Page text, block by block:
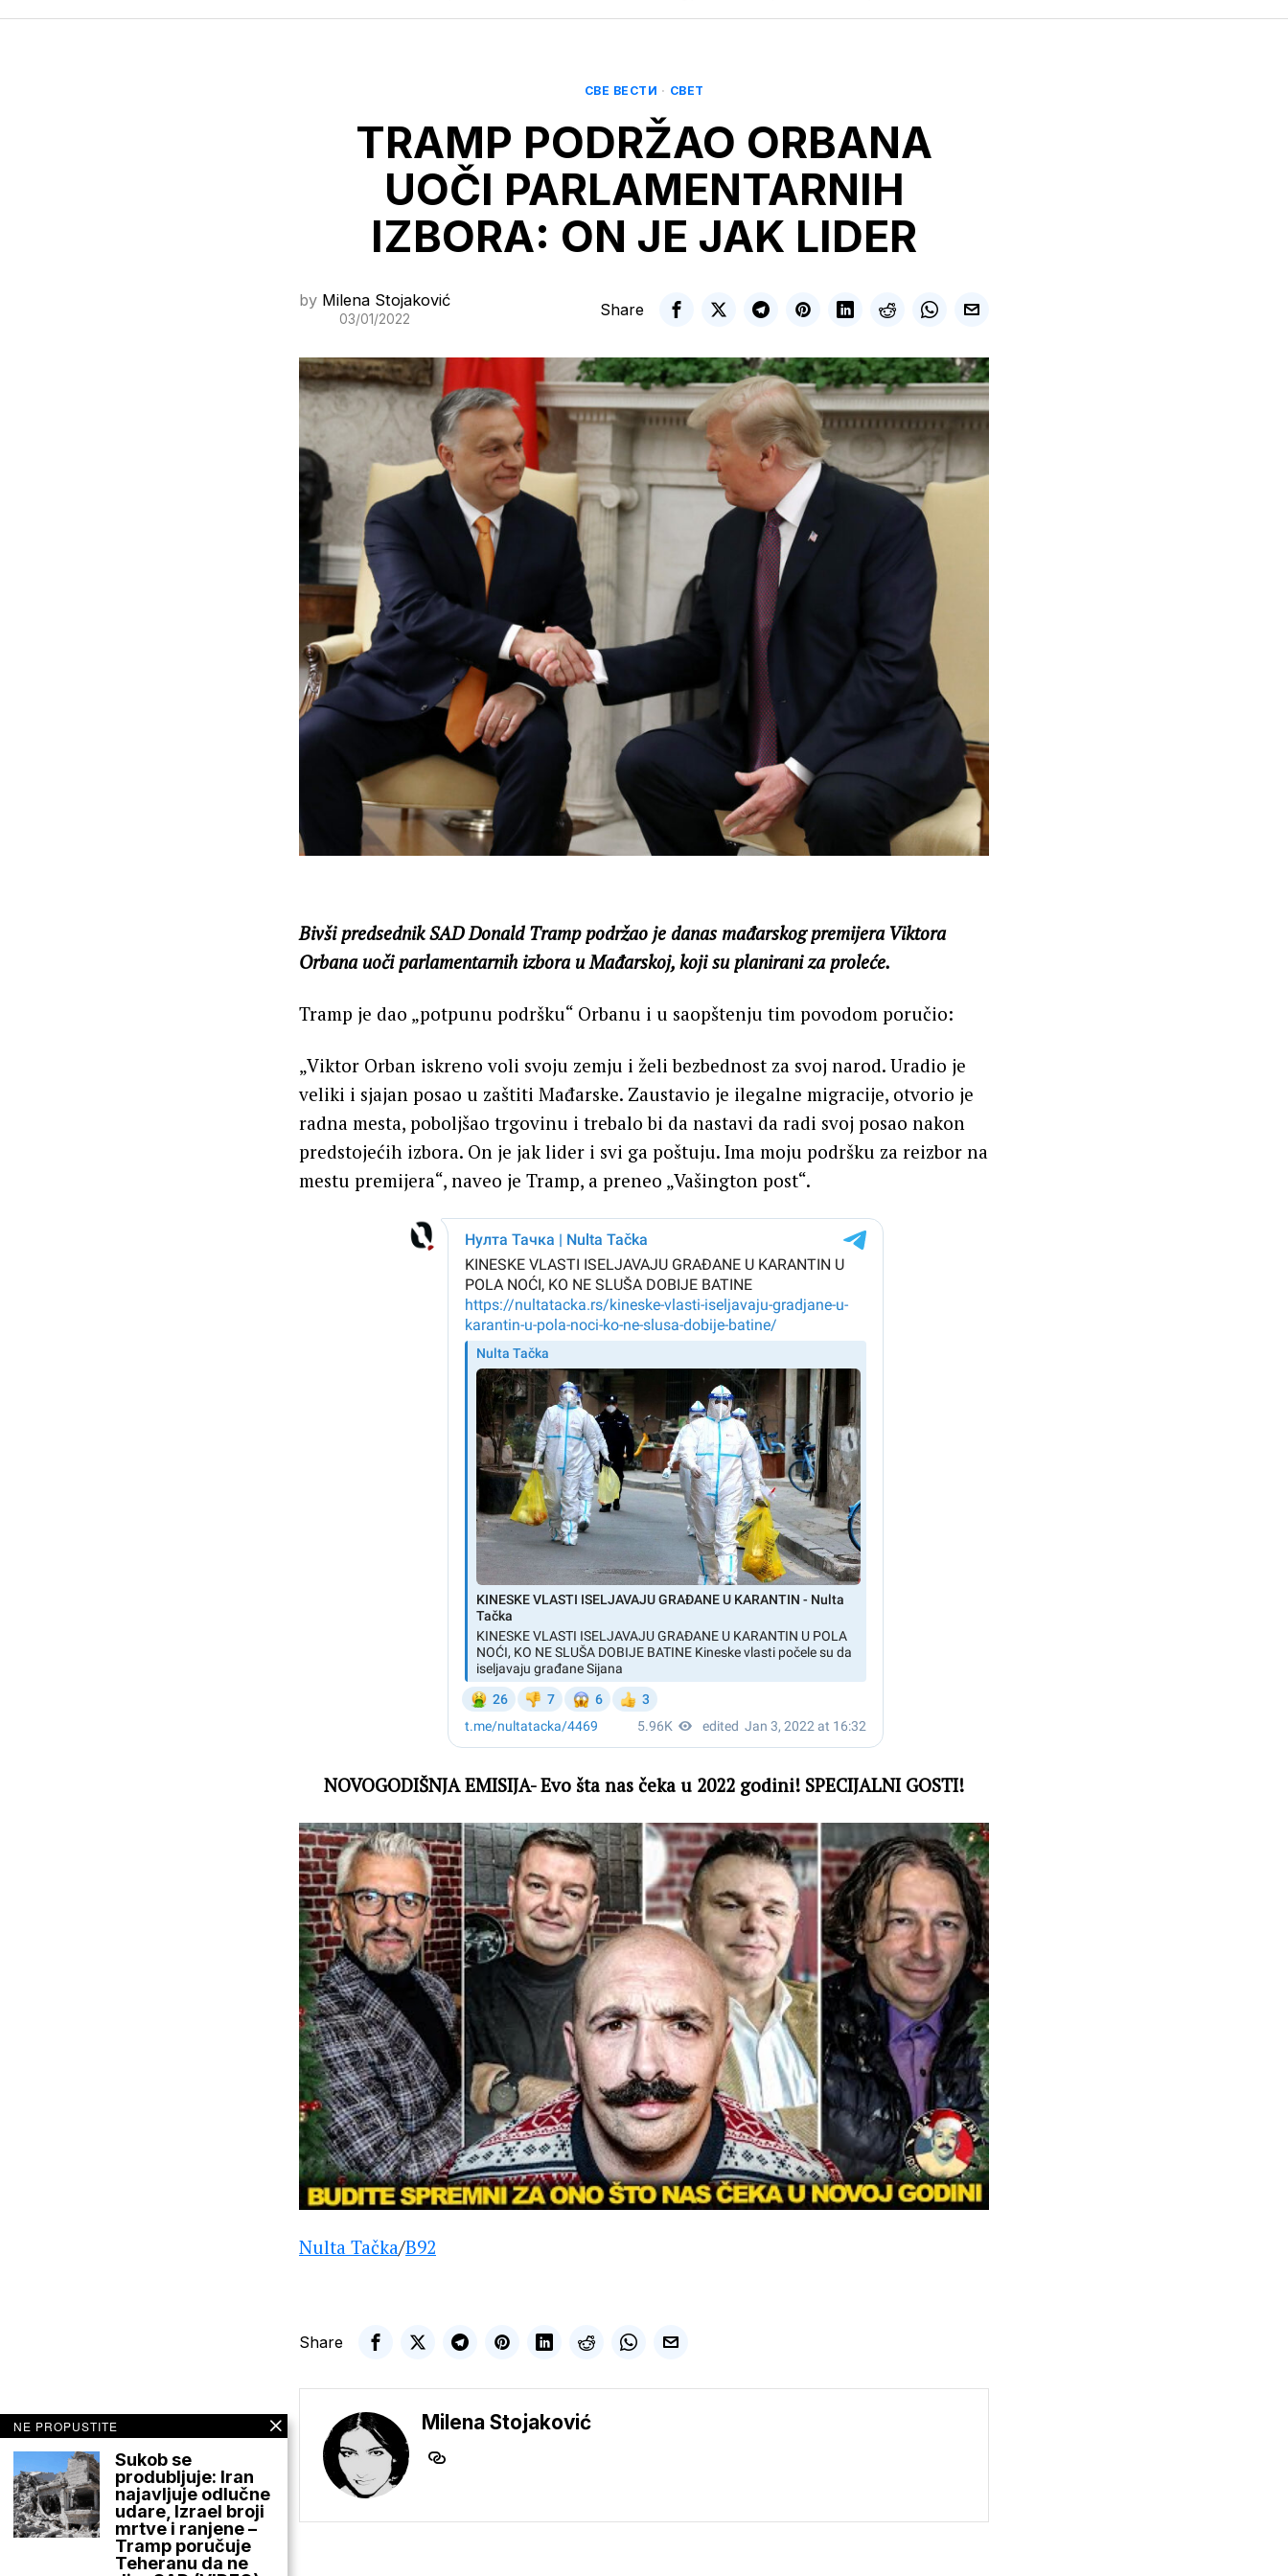
СВЕ ВЕСТИ · СВЕТ
TRAMP PODRŽAO ORBANA
UOČI PARLAMENTARNIH
IZBORA: ON JE JAK LIDER
by Milena Stojaković
03/01/2022
Share
Bivši predsednik SAD Donald Tramp podržao je danas mađarskog premijera Viktora
Orbana uoči parlamentarnih izbora u Mađarskoj, koji su planirani za proleće.
Tramp je dao „potpunu podršku“ Orbanu i u saopštenju tim povodom poručio:
„Viktor Orban iskreno voli svoju zemju i želi bezbednost za svoj narod. Uradio je
veliki i sjajan posao u zaštiti Mađarske. Zaustavio je ilegalne migracije, otvorio je
radna mesta, poboljšao trgovinu i trebalo bi da nastavi da radi svoj posao nakon
predstojećih izbora. On je jak lider i svi ga poštuju. Ima moju podršku za reizbor na
mestu premijera“, naveo je Tramp, a preneo „Vašington post“.
NOVOGODIŠNJA EMISIJA- Evo šta nas čeka u 2022 godini! SPECIJALNI GOSTI!
Nulta Tačka/B92
Share
Milena Stojaković
NE PROPUSTITE
Sukob se
produbljuje: Iran
najavljuje odlučne
udare, Izrael broji
mrtve i ranjene –
Tramp poručuje
Teheranu da ne